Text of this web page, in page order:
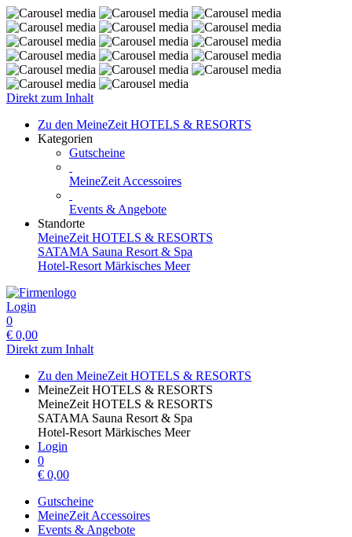
Direkt zum Inhalt
Zu den MeineZeit HOTELS & RESORTS
Kategorien
Gutscheine
MeineZeit Accessoires
Events & Angebote
Standorte
MeineZeit HOTELS & RESORTS
SATAMA Sauna Resort & Spa
Hotel-Resort Märkisches Meer
Login
0
€ 0,00
Direkt zum Inhalt
Zu den MeineZeit HOTELS & RESORTS
MeineZeit HOTELS & RESORTS
MeineZeit HOTELS & RESORTS
SATAMA Sauna Resort & Spa
Hotel-Resort Märkisches Meer
Login
0
€ 0,00
Gutscheine
MeineZeit Accessoires
Events & Angebote